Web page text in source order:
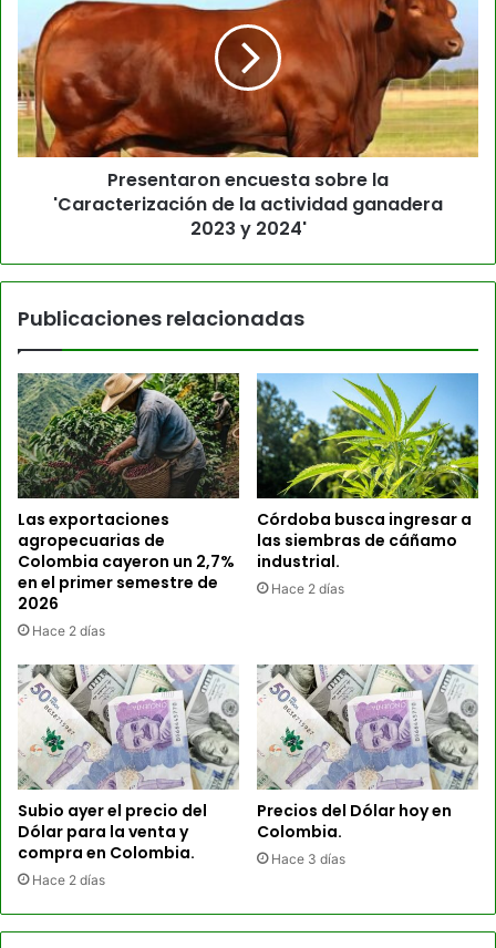
Presentaron encuesta sobre la
'Caracterización de la actividad ganadera
2023 y 2024'
Publicaciones relacionadas
Las exportaciones
agropecuarias de
Colombia cayeron un 2,7%
en el primer semestre de
2026
Hace 2 días
Córdoba busca ingresar a
las siembras de cáñamo
industrial.
Hace 2 días
Subio ayer el precio del
Dólar para la venta y
compra en Colombia.
Hace 2 días
Precios del Dólar hoy en
Colombia.
Hace 3 días